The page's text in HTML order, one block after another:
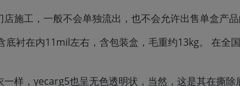
施工，一般不会单独流出，也不会允许出售单盒产品
衬在内11mil左右，含包装盒，毛重约13kg。 在全国
样，yecarg5也呈无色透明状，当然，这是其在撕除